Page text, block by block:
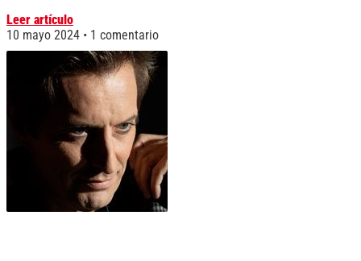
Leer artículo
10 mayo 2024
1 comentario